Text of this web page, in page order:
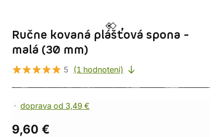
Ručne kovaná plášťová spona -
malá (30 mm)
5 (1 hodnotení)
doprava od 3,49 €
9,60 €